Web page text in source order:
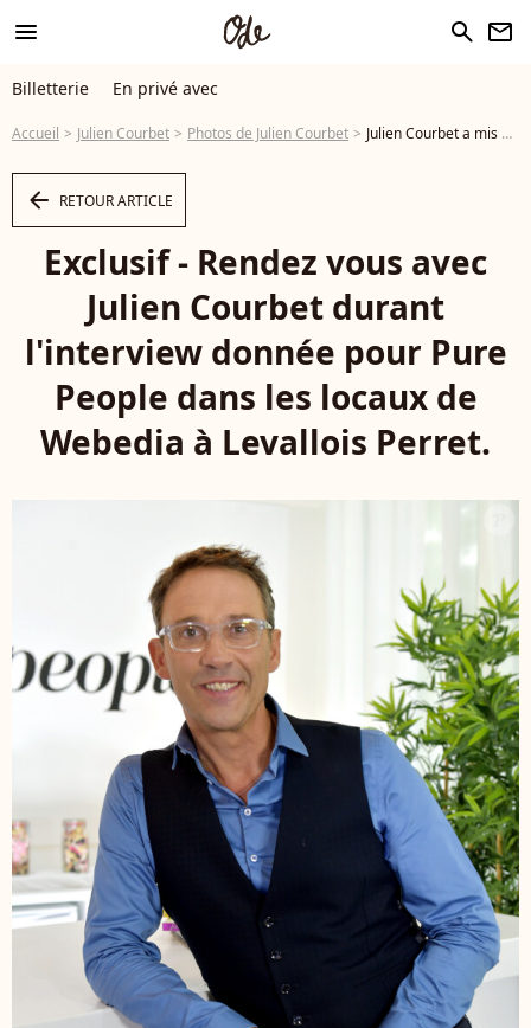
menu search newsletter
Billetterie En privé avec
Accueil Julien Courbet Photos de Julien Courbet Julien Courbet a mis fin à un mystère non résolu depuis 4 ans Exclusif - Rendez vous avec Julien Courbet durant l'interview donnée pour Pure People dans les locaux de Webedia à Levallois Perret. © Giancarlo Gorassini / Bestimage - Photo
arrow_left RETOUR ARTICLE
Exclusif - Rendez vous avec
Julien Courbet durant
l'interview donnée pour Pure
People dans les locaux de
Webedia à Levallois Perret.